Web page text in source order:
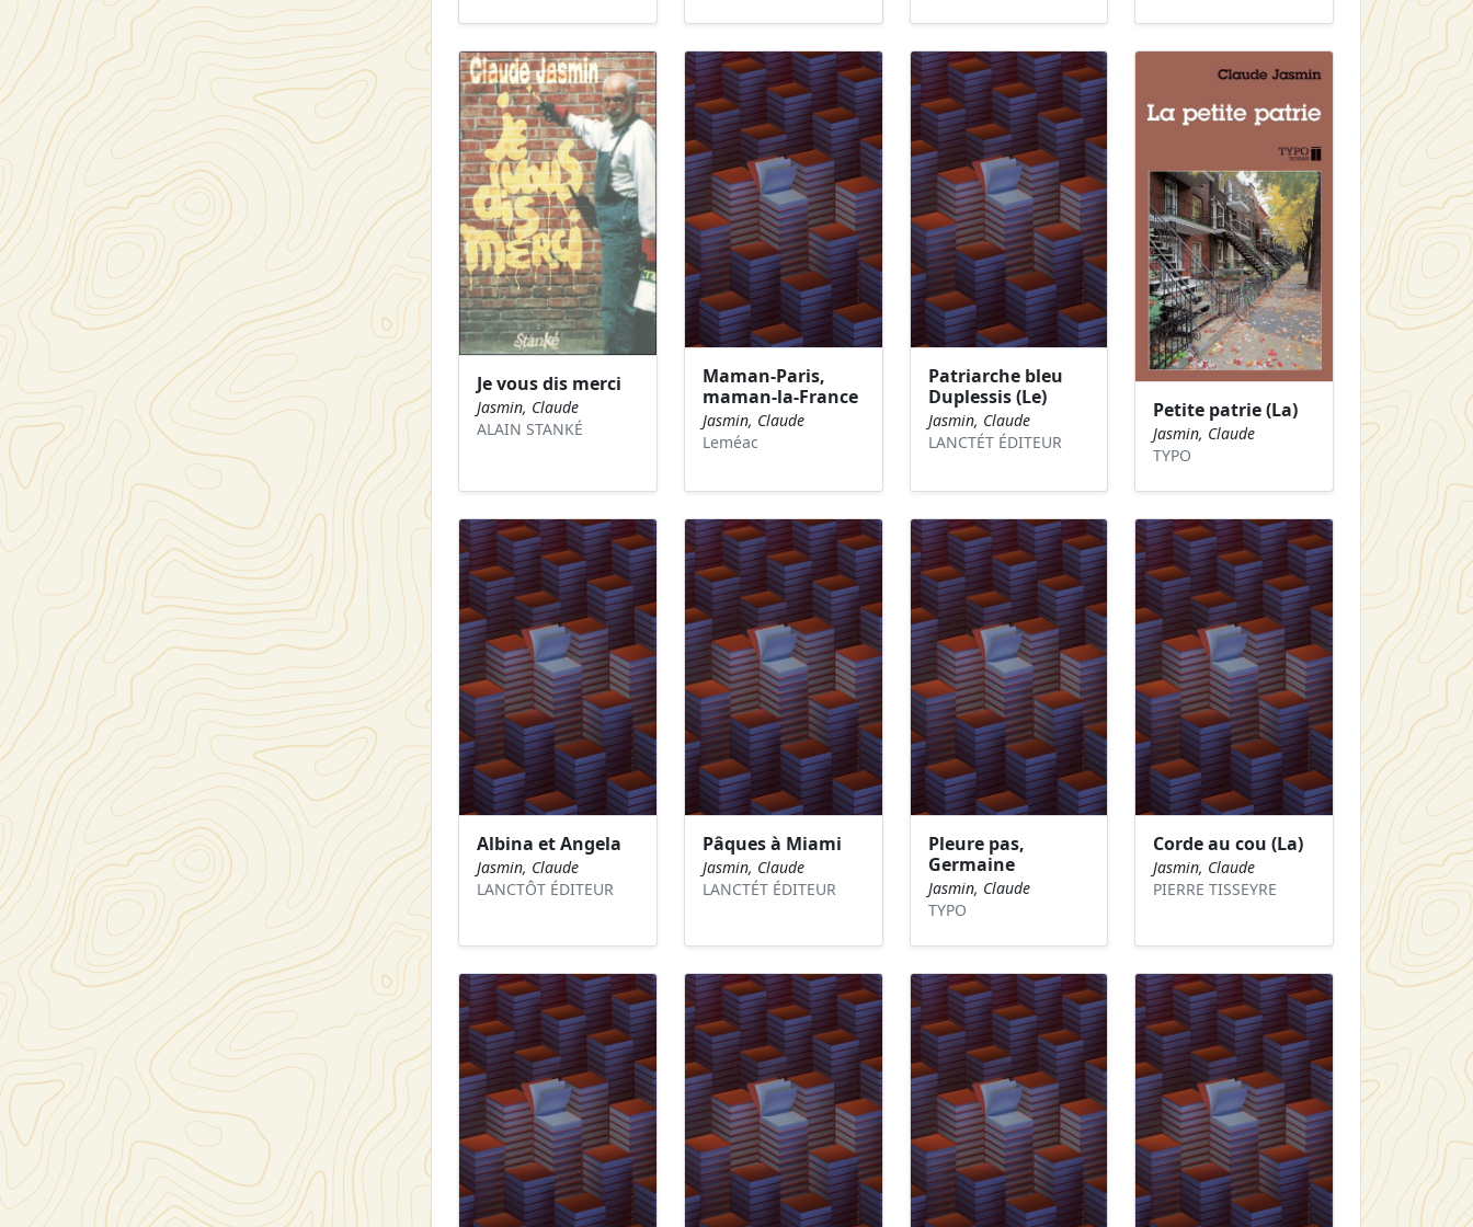
Je vous dis merci
Jasmin, Claude
ALAIN STANKÉ
Maman-Paris,
maman-la-France
Jasmin, Claude
Leméac
Patriarche bleu
Duplessis (Le)
Jasmin, Claude
LANCTÉT ÉDITEUR
Petite patrie (La)
Jasmin, Claude
TYPO
Albina et Angela
Jasmin, Claude
LANCTÔT ÉDITEUR
Pâques à Miami
Jasmin, Claude
LANCTÉT ÉDITEUR
Pleure pas,
Germaine
Jasmin, Claude
TYPO
Corde au cou (La)
Jasmin, Claude
PIERRE TISSEYRE